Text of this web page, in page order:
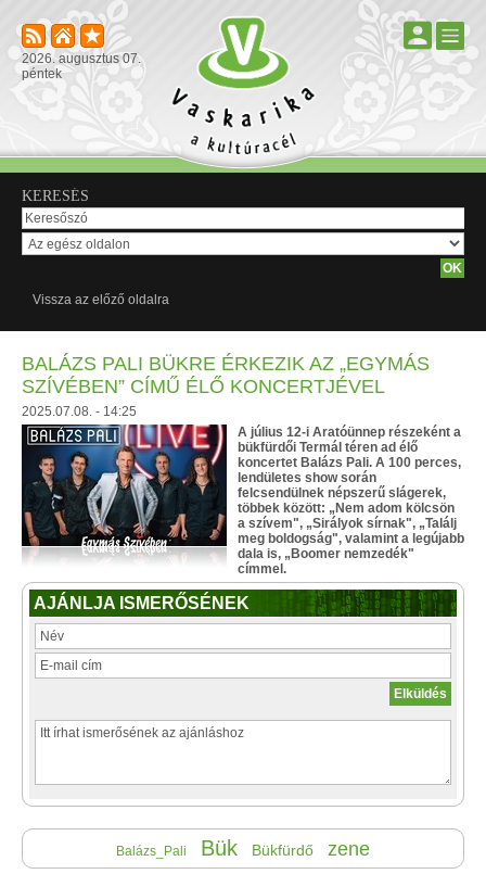
2026. augusztus 07.
péntek
KERESÉS
Vissza az előző oldalra
BALÁZS PALI BÜKRE ÉRKEZIK AZ „EGYMÁS
SZÍVÉBEN” CÍMŰ ÉLŐ KONCERTJÉVEL
2025.07.08. - 14:25
A július 12-i Aratóünnep részeként a
bükfürdői Termál téren ad élő
koncertet Balázs Pali. A 100 perces,
lendületes show során
felcsendülnek népszerű slágerek,
többek között: „Nem adom kölcsön
a szívem", „Sirályok sírnak", „Találj
meg boldogság", valamint a legújabb
dala is, „Boomer nemzedék"
címmel.
AJÁNLJA ISMERŐSÉNEK
Balázs_Pali Bük Bükfürdő zene